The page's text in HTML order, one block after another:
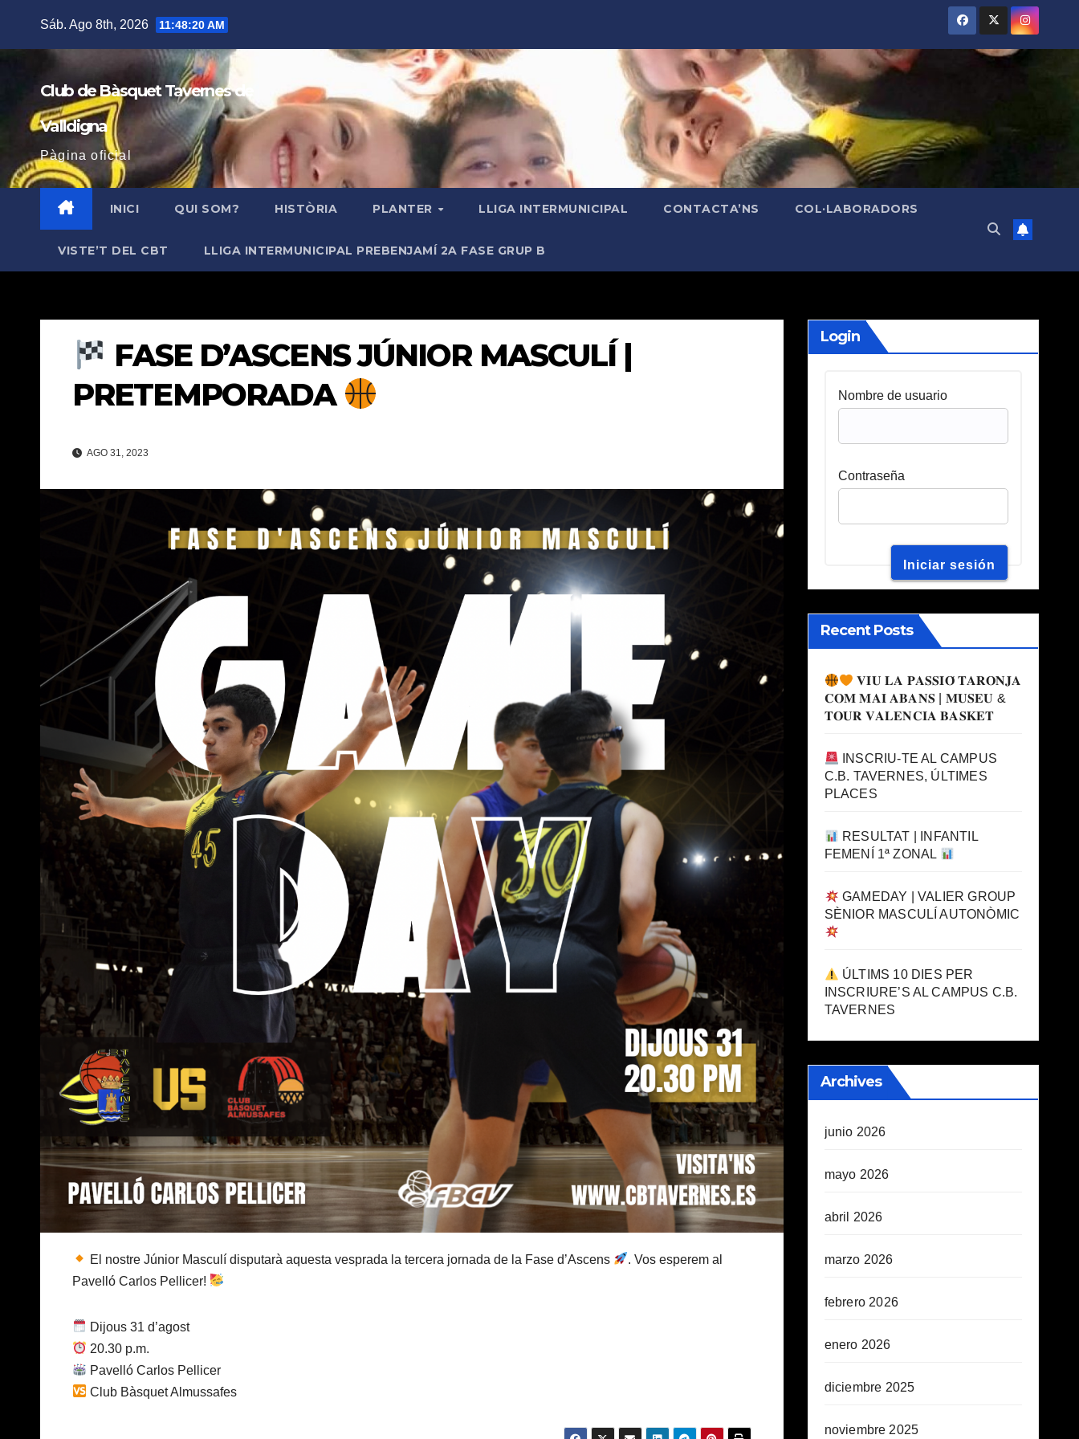
Sáb. Ago 8th, 2026 11:48:22 AM
Club de Bàsquet Tavernes de
Valldigna
Pàgina oficial
INICI QUI SOM? HISTÒRIA PLANTER LLIGA INTERMUNICIPAL CONTACTA’NS COL·LABORADORS
VISTE’T DEL CBT LLIGA INTERMUNICIPAL PREBENJAMÍ 2A FASE GRUP B
FASE D’ASCENS JÚNIOR MASCULÍ |
PRETEMPORADA
AGO 31, 2023
El nostre Júnior Masculí disputarà aquesta vesprada la tercera jornada de la Fase d’Ascens
. Vos esperem al
Pavelló Carlos Pellicer!
Dijous 31 d’agost
20.30 p.m.
Pavelló Carlos Pellicer
Club Bàsquet Almussafes
Login
Nombre de usuario
Contraseña
Recent Posts
𝐕𝐈𝐔 𝐋𝐀 𝐏𝐀𝐒𝐒𝐈𝐎́ 𝐓𝐀𝐑𝐎𝐍𝐉𝐀
𝐂𝐎𝐌 𝐌𝐀𝐈 𝐀𝐁𝐀𝐍𝐒 | 𝐌𝐔𝐒𝐄𝐔 &
𝐓𝐎𝐔𝐑 𝐕𝐀𝐋𝐄𝐍𝐂𝐈𝐀 𝐁𝐀𝐒𝐊𝐄𝐓
INSCRIU-TE AL CAMPUS
C.B. TAVERNES, ÚLTIMES
PLACES
RESULTAT | INFANTIL
FEMENÍ 1ª ZONAL
GAMEDAY | VALIER GROUP
SÈNIOR MASCULÍ AUTONÒMIC
ÚLTIMS 10 DIES PER
INSCRIURE’S AL CAMPUS C.B.
TAVERNES
Archives
junio 2026
mayo 2026
abril 2026
marzo 2026
febrero 2026
enero 2026
diciembre 2025
noviembre 2025